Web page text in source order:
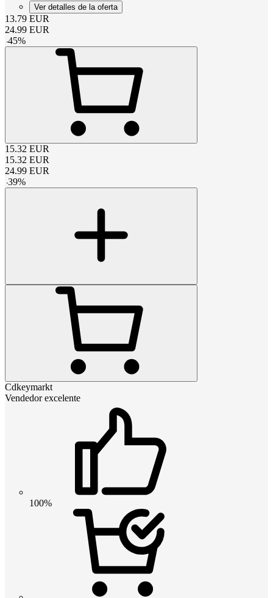
Ver detalles de la oferta
13.79 EUR
24.99 EUR
-45%
15.32 EUR
15.32 EUR
24.99 EUR
-39%
Cdkeymarkt
Vendedor excelente
100%